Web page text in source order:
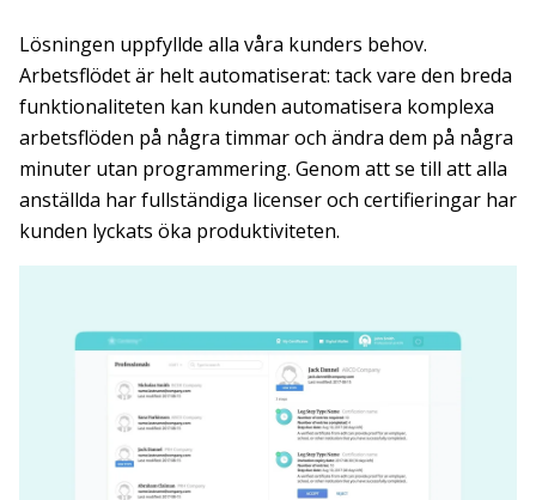
Lösningen uppfyllde alla våra kunders behov.
Arbetsflödet är helt automatiserat: tack vare den breda
funktionaliteten kan kunden automatisera komplexa
arbetsflöden på några timmar och ändra dem på några
minuter utan programmering. Genom att se till att alla
anställda har fullständiga licenser och certifieringar har
kunden lyckats öka produktiviteten.